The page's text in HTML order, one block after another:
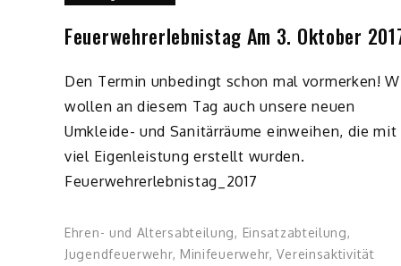
Feuerwehrerlebnistag Am 3. Oktober
Den Termin unbedingt schon mal vormerken!
wollen an diesem Tag auch unsere neuen
Umkleide- und Sanitärräume einweihen, die mit
viel Eigenleistung erstellt wurden.
Feuerwehrerlebnistag_2017
Ehren- und Altersabteilung, Einsatzabteilung,
Jugendfeuerwehr, Minifeuerwehr,Vereinsaktivität